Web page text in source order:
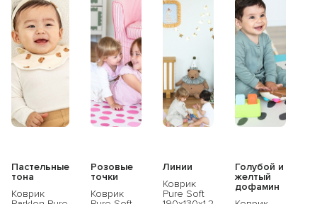
Пастельные
тона
Коврик
Розовые
точки
Коврик
Линии
Коврик
Pure Soft
Голубой и
желтый
дофамин